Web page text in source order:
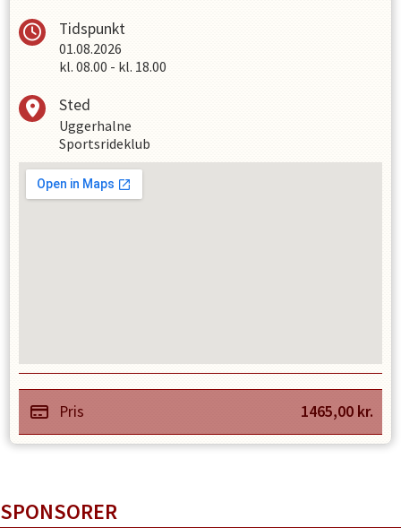
Tidspunkt
01.08.2026
kl. 08.00 - kl. 18.00
Sted
Uggerhalne
Sportsrideklub
Pris 1465,00 kr.
SPONSORER